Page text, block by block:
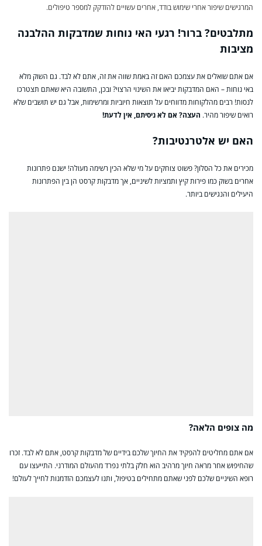
המרגישים שיפור אחרי שימוש בודד, אחרים עשויים להזדקק למספר טיפולים.
מתלבטים? ברור! רגעי האי נוחות שמדבקות ההלבנה
מציבות
אם אתם שואלים את עצמכם האם זה באמת שווה את זה, אתם לא לבד. גם השוק מלא
באי נוחות – האם המדבקות יביאו את השינוי הרצוי? ובכן, התשובה היא שאתם תצטרכו
לנסות! רבים מהלקוחות מדווחים על תוצאות חיוביות ומרשימות, אבל גם יש תושבים שלא
רואים שיפור מהיר. העצה? אם לא ניסיתם, אין לדעת!
האם יש אלטרנטיבות?
מכירים את כל הסלון? פשוט צוחקים על מי שלא הכין רשימה מעולה! ישנם פתרונות
אחרים בשוק כמו פירות קיץ ותמציות לשיניים, אך מדבקות קרסט הן בין הפתרונות
היעילים והנגישים ביותר.
מה צופים הלאה?
אם אתם מחליטים להפקיד את החיוך שלכם בידיים של מדבקות קרסט, אתם לא לבד. זכרו
שהחיפוש אחר מראה חיוך מרהיב הוא חלק בלתי נפרד מהעולם המודרני. התייעצו עם
רופא השיניים שלכם לפני שאתם מתחילים בטיפול, ותנו לעצמכם הזדמנות לחייך לעולם!